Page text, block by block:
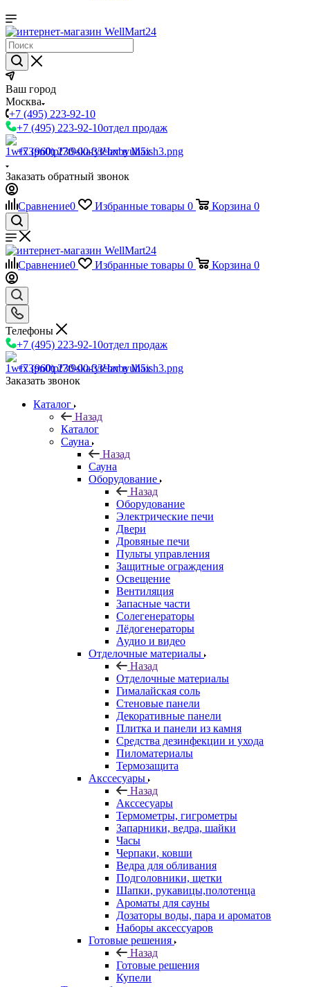
Ваш город
Москва
+7 (495) 223-92-10
+7 (495) 223-92-10отдел продаж
+7 (960) 230-00-33Чат в Max
Заказать обратный звонок
Сравнение0 Избранные товары 0 Корзина 0
Сравнение0 Избранные товары 0 Корзина 0
Телефоны
+7 (495) 223-92-10отдел продаж
+7 (960) 230-00-33Чат в Max
Заказать звонок
Каталог
Назад
Каталог
Сауна
Назад
Сауна
Оборудование
Назад
Оборудование
Электрические печи
Двери
Дровяные печи
Пульты управления
Защитные ограждения
Освещение
Вентиляция
Запасные части
Солегенераторы
Лёдогенераторы
Аудио и видео
Отделочные материалы
Назад
Отделочные материалы
Гималайская соль
Стеновые панели
Декоративные панели
Плитка и панели из камня
Средства дезинфекции и ухода
Пиломатериалы
Термозащита
Аксcесуары
Назад
Аксcесуары
Термометры, гигрометры
Запарники, ведра, шайки
Часы
Черпаки, ковши
Ведра для обливания
Подголовники, щетки
Шапки, рукавицы,полотенца
Ароматы для сауны
Дозаторы воды, пара и ароматов
Наборы аксессуаров
Готовые решения
Назад
Готовые решения
Купели